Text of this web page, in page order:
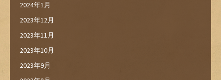
2024年1月
2023年12月
2023年11月
2023年10月
2023年9月